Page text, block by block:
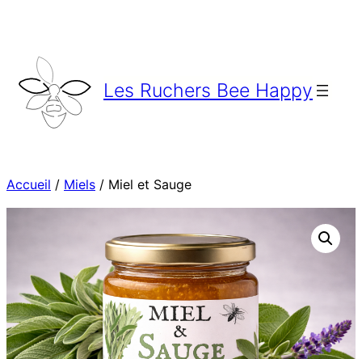
contenu
Les Ruchers Bee Happy
Accueil / Miels / Miel et Sauge